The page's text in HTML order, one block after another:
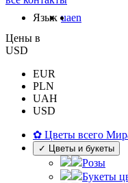
Язык uaen
Цены в
USD
EUR
PLN
UAH
USD
✿ Цветы всего
✓ Цветы и букеты
Розы
Букеты